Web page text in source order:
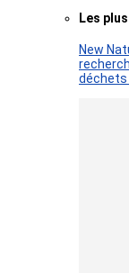
Les
New
déchets